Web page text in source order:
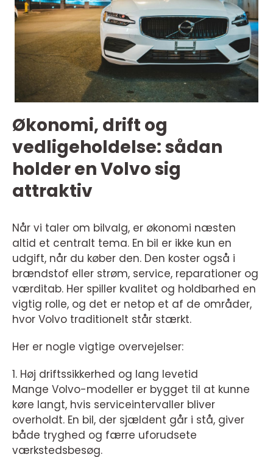
Økonomi, drift og
vedligeholdelse: sådan
holder en Volvo sig
attraktiv
Når vi taler om bilvalg, er økonomi næsten
altid et centralt tema. En bil er ikke kun en
udgift, når du køber den. Den koster også i
brændstof eller strøm, service, reparationer og
værditab. Her spiller kvalitet og holdbarhed en
vigtig rolle, og det er netop et af de områder,
hvor Volvo traditionelt står stærkt.
Her er nogle vigtige overvejelser:
1. Høj driftssikkerhed og lang levetid
Mange Volvo-modeller er bygget til at kunne
køre langt, hvis serviceintervaller bliver
overholdt. En bil, der sjældent går i stå, giver
både tryghed og færre uforudsete
værkstedsbesøg.